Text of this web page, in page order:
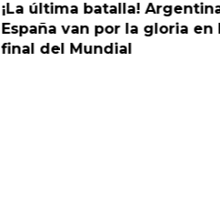
¡La última batalla!
España van por la gloria en
final del Mundial